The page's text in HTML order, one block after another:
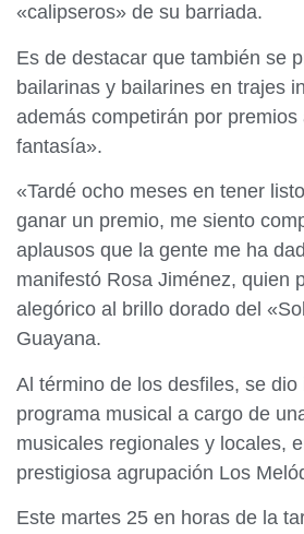
«calipseros» de su barriada.
Es de destacar que también se
bailarinas y bailarines en trajes
además competirán por
fantasía».
«Tardé ocho meses en tener
ganar un premio, me siento
aplausos que la gente me ha
manifestó Rosa Jiménez, quien
alegórico al brillo dorado del
Guayana.
Al término de los desfiles, se dio
programa musical a cargo de
musicales regionales y locales,
prestigiosa agrupación Los
Este martes 25 en horas de la